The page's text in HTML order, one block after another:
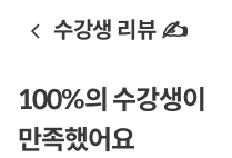
수강생 리뷰 ✍️
100%의 수강생이
만족했어요